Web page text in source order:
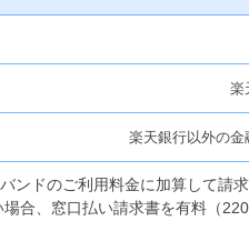
楽
楽天銀行以外の金
ドのご利用料金に加算して請求
合、窓口払い請求書を有料（220